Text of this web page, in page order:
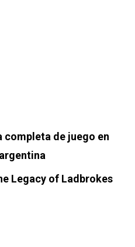
completa de juego en
Legacy of Ladbrokes